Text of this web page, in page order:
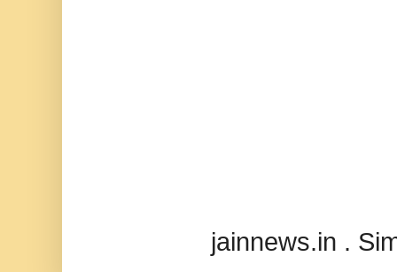
jainnews.in .